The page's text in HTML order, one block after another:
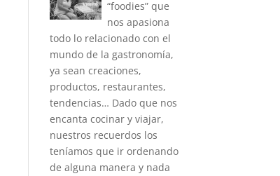
“foodies” que
nos apasiona
todo lo relacionado con el
mundo de la gastronomía,
ya sean creaciones,
productos, restaurantes,
tendencias… Dado que nos
encanta cocinar y viajar,
nuestros recuerdos los
teníamos que ir ordenando
de alguna manera y nada